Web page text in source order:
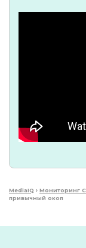
MediaIQ › Мониторинг
привычный окоп